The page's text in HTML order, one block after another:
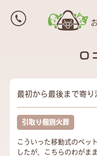
口
最初から最後まで寄り
引取り個別火葬
こういった移動式のペッ
したが、こちらのわがま